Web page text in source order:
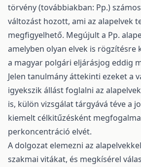
törvény (továbbiakban: Pp.)
változást hozott, ami az alapelvek
megfigyelhető. Megújult a Pp.
amelyben olyan elvek is rögzítésre
a magyar polgári eljárásjog eddig
Jelen tanulmány áttekinti ezeket a
igyekszik állást foglalni az
is, külön vizsgálat tárgyává téve a
kiemelt célkitűzésként
perkoncentráció elvét.
A dolgozat elemezni az
szakmai vitákat, és megkísérel